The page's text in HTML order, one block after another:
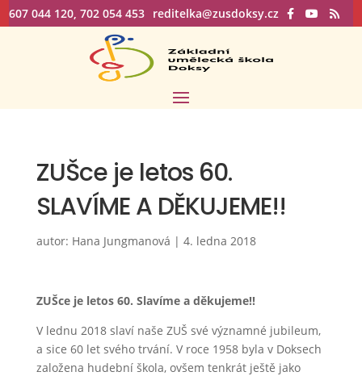
607 044 120, 702 054 453 reditelka@zusdoksy.cz
ZUŠce je letos 60.
SLAVÍME A DĚKUJEME!!
autor: Hana Jungmanová | 4. ledna 2018
ZUŠce je letos 60. Slavíme a děkujeme!!
V lednu 2018 slaví naše ZUŠ své významné jubileum,
a sice 60 let svého trvání. V roce 1958 byla v Doksech
založena hudební škola, ovšem tenkrát ještě jako